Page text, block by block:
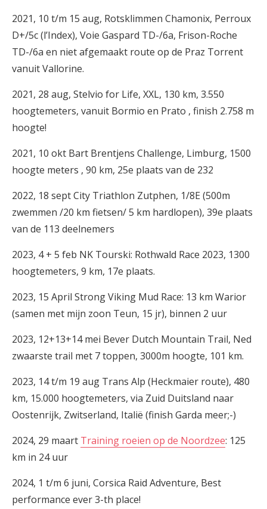
2021, 10 t/m 15 aug, Rotsklimmen Chamonix, Perroux
D+/5c (l’Index), Voie Gaspard TD-/6a, Frison-Roche
TD-/6a en niet afgemaakt route op de Praz Torrent
vanuit Vallorine.
2021, 28 aug, Stelvio for Life, XXL, 130 km, 3.550
hoogtemeters, vanuit Bormio en Prato , finish 2.758 m
hoogte!
2021, 10 okt Bart Brentjens Challenge, Limburg, 1500
hoogte meters , 90 km, 25e plaats van de 232
2022, 18 sept City Triathlon Zutphen, 1/8E (500m
zwemmen /20 km fietsen/ 5 km hardlopen), 39e plaats
van de 113 deelnemers
2023, 4 + 5 feb NK Tourski: Rothwald Race 2023, 1300
hoogtemeters, 9 km, 17e plaats.
2023, 15 April Strong Viking Mud Race: 13 km Warior
(samen met mijn zoon Teun, 15 jr), binnen 2 uur
2023, 12+13+14 mei Bever Dutch Mountain Trail, Ned
zwaarste trail met 7 toppen, 3000m hoogte, 101 km.
2023, 14 t/m 19 aug Trans Alp (Heckmaier route), 480
km, 15.000 hoogtemeters, via Zuid Duitsland naar
Oostenrijk, Zwitserland, Italië (finish Garda meer;-)
2024, 29 maart Training roeien op de Noordzee: 125
km in 24 uur
2024, 1 t/m 6 juni, Corsica Raid Adventure, Best
performance ever 3-th place!